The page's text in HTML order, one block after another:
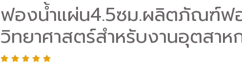
ฟองน้ำแผ่น4.5ซม.ผลิตภัณฑ์ฟ
วิทยาศาสตร์สำหรับงานอุตสาห